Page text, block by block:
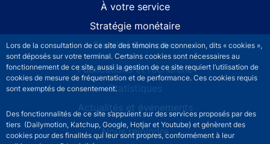
Lors de la consultation de ce site des témoins de connexion, dits « cookies »,
sont déposés sur votre terminal. Certains cookies sont nécessaires au
fonctionnement de ce site, aussi la gestion de ce site requiert l’utilisation de
cookies de mesure de fréquentation et de performance. Ces cookies requis
sont exemptés de consentement.
Des fonctionnalités de ce site s’appuient sur des services proposés par des
tiers (Dailymotion, Katchup, Google, Hotjar et Youtube) et génèrent des
cookies pour des finalités qui leur sont propres, conformément à leur
À votre service
Stratégie monétaire
Stabilité financière
Publications et recherche
Statistiques
Actualités et événements
Nous rejoindre